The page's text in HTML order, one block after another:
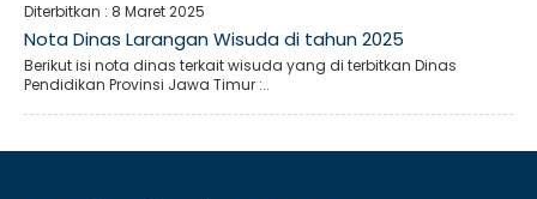
Diterbitkan : 8 Maret 2025
Nota Dinas Larangan Wisuda di tahun 2025
Berikut isi nota dinas terkait wisuda yang di terbitkan Dinas
Pendidikan Provinsi Jawa Timur :..